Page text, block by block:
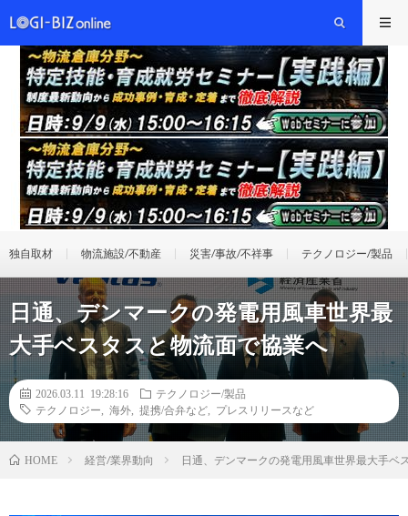
独自取材 物流施設/不動産 災害/事故/不祥事 テクノロジー/製品
日通、デンマークの発電用風車世界最
大手ベスタスと物流面で協業へ
2026.03.11 19:28:16
テクノロジー/製品
テクノロジー
海外 提携/合弁など プレスリリースなど
HOME 経営/業界動向 日通、デンマークの発電用風車世界最大手ベ